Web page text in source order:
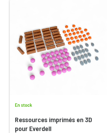
En stock
Ressources imprimés en 3D
pour Everdell